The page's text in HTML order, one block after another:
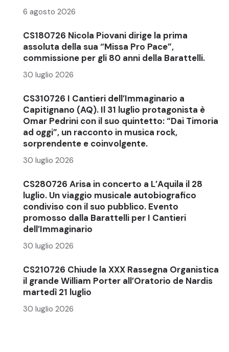
6 agosto 2026
CS180726 Nicola Piovani dirige la prima
assoluta della sua “Missa Pro Pace”,
commissione per gli 80 anni della Barattelli.
30 luglio 2026
CS310726 I Cantieri dell’Immaginario a
Capitignano (AQ). Il 31 luglio protagonista è
Omar Pedrini con il suo quintetto: “Dai Timoria
ad oggi”, un racconto in musica rock,
sorprendente e coinvolgente.
30 luglio 2026
CS280726 Arisa in concerto a L’Aquila il 28
luglio. Un viaggio musicale autobiografico
condiviso con il suo pubblico. Evento
promosso dalla Barattelli per I Cantieri
dell’Immaginario
30 luglio 2026
CS210726 Chiude la XXX Rassegna Organistica
il grande William Porter all’Oratorio de Nardis
martedì 21 luglio
30 luglio 2026